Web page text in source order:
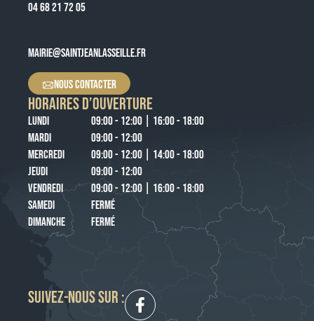
04 68 21 72 05
MAIRIE@SAINTJEANLASSEILLE.FR
NOUS CONTACTER
HORAIRES D’OUVERTURE
LUNDI
09:00 - 12:00 | 16:00 - 18:00
MARDI
09:00 - 12:00
MERCREDI
09:00 - 12:00 | 14:00 - 18:00
JEUDI
09:00 - 12:00
VENDREDI
09:00 - 12:00 | 16:00 - 18:00
SAMEDI
FERMÉ
DIMANCHE
FERMÉ
SUIVEZ-NOUS SUR :